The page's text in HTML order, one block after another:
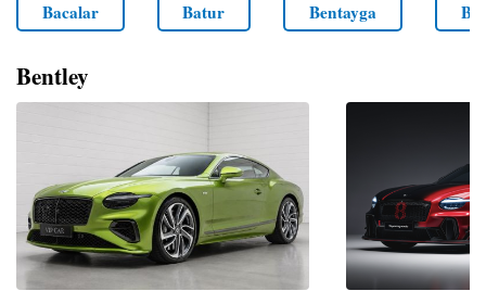
Bacalar Batur Bentayga
Bentley